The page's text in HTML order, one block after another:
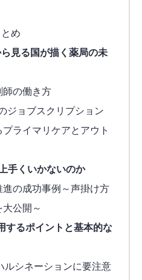
め
見る国が描く薬局の未
師の働き方
ジョブスクリプション
ライマリケアとアウト
手くいかないのか
進の成功事例～声掛け方
公開～
するポイントと基本的な
ルシネーションに要注意